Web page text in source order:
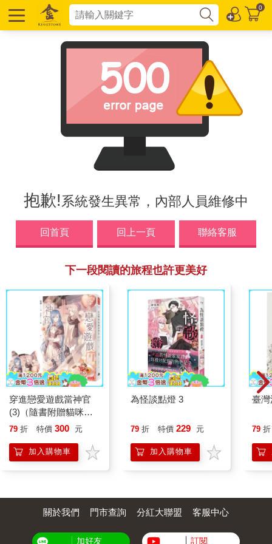
0
抱歉! 系統發生異常，內部人員維修中
回首頁 回上一頁 聯絡客服
下一段閱讀的旅程也許更美好
穿進戀愛遊戲當神官
(3)（隨書附贈貓咪造
型拇指扇）
79 折 特價 300 元
加入購物車
為怪談點燈 3
79 折 特價 229 元
加入購物車
臺
79 折
關於我們 門市查詢 分紅大聯盟 客服中心
加好友 訂閱